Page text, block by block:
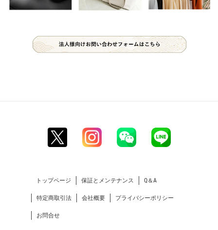
トップページ 保証とメンテナンス Q＆A
特定商取引法 会社概要 プライバシーポリシー
お問合せ